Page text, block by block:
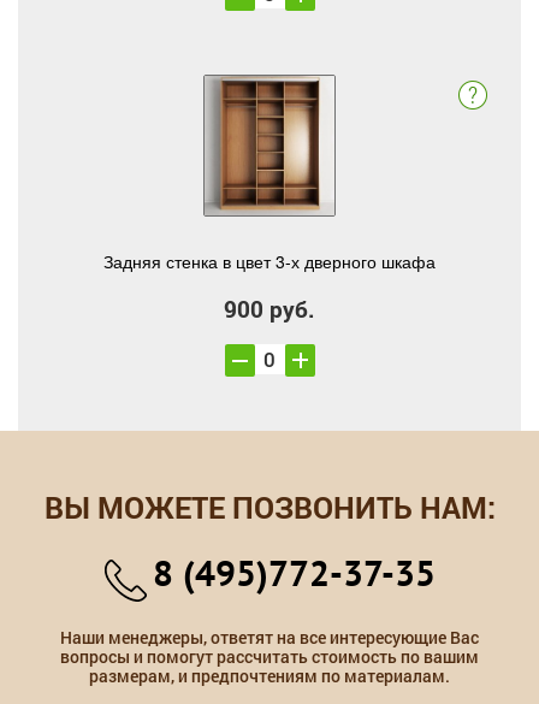
Задняя стенка в цвет 3-х дверного шкафа
900 руб.
ВЫ МОЖЕТЕ ПОЗВОНИТЬ НАМ:
8 (495)772-37-35
Наши менеджеры, ответят на все интересующие Вас
вопросы и помогут рассчитать стоимость по вашим
размерам, и предпочтениям по материалам.